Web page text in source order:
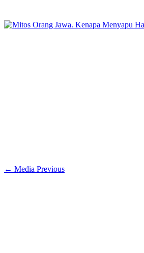
← Media Previous